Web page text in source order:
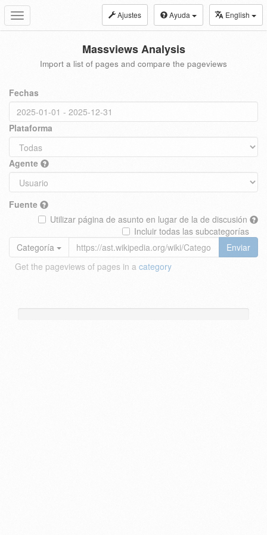
Toggle
navigation
Ajustes Ayuda English
Massviews Analysis
Import a list of pages and compare the pageviews
Fechas
Plataforma
Agente
Fuente
Utilizar página de asunto en lugar de la de discusión
Incluir todas las subcategorías
Categoría
Enviar
Get the pageviews of pages in a category